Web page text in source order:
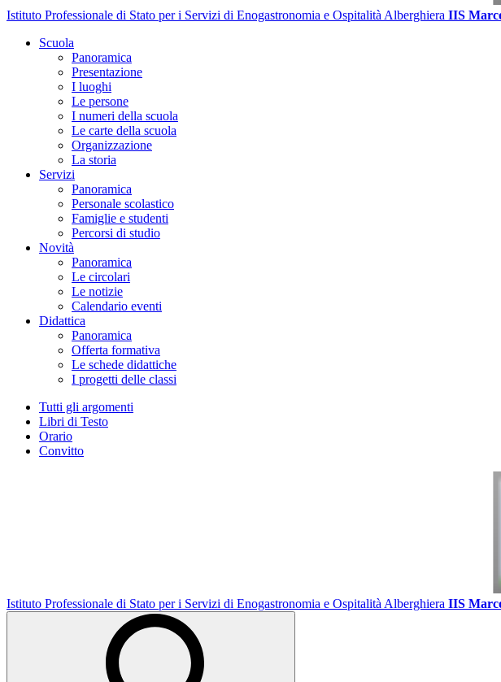
Istituto Professionale di Stato per i Servizi di Enogastronomia e Ospitalità Alberghiera IIS
Scuola
Panoramica
Presentazione
I luoghi
Le persone
I numeri della scuola
Le carte della scuola
Organizzazione
La storia
Servizi
Panoramica
Personale scolastico
Famiglie e studenti
Percorsi di studio
Novità
Panoramica
Le circolari
Le notizie
Calendario eventi
Didattica
Panoramica
Offerta formativa
Le schede didattiche
I progetti delle classi
Tutti gli argomenti
Libri di Testo
Orario
Convitto
Istituto Professionale di Stato per i Servizi di Enogastronomia e Ospitalità Alberghiera IIS